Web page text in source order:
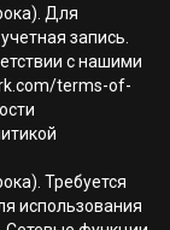
Для
запись.
с нашими
terms-of-
Требуется
использования